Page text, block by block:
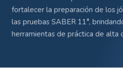
fortalecer la preparación de los
las pruebas SABER 11°,
herramientas de práctica de alta